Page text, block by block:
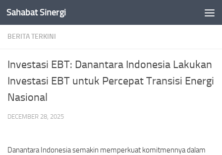
Skip to content
Sahabat Sinergi
BERITA TERKINI
Investasi EBT: Danantara Indonesia Lakukan
Investasi EBT untuk Percepat Transisi Energi
Nasional
DECEMBER 28, 2025
Danantara Indonesia semakin memperkuat komitmennya dalam